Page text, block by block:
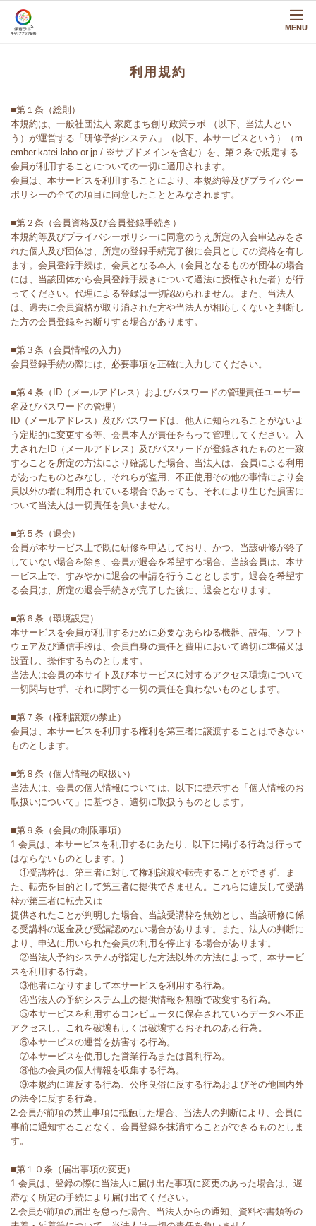
MENU
利用規約
■第１条（総則）
本規約は、一般社団法人 家庭まち創り政策ラボ （以下、当法人とい
う）が運営する「研修予約システム」（以下、本サービスという）（m
ember.katei-labo.or.jp / ※サブドメインを含む）を、第２条で規定する
会員が利用することについての一切に適用されます。
会員は、本サービスを利用することにより、本規約等及びプライバシー
ポリシーの全ての項目に同意したこととみなされます。
■第２条（会員資格及び会員登録手続き）
本規約等及びプライバシーポリシーに同意のうえ所定の入会申込みをさ
れた個人及び団体は、所定の登録手続完了後に会員としての資格を有し
ます。会員登録手続は、会員となる本人（会員となるものが団体の場合
には、当該団体から会員登録手続きについて適法に授権された者）が行
ってください。代理による登録は一切認められません。また、当法人
は、過去に会員資格が取り消された方や当法人が相応しくないと判断し
た方の会員登録をお断りする場合があります。
■第３条（会員情報の入力）
会員登録手続の際には、必要事項を正確に入力してください。
■第４条（ID（メールアドレス）およびパスワードの管理責任ユーザー
名及びパスワードの管理）
ID（メールアドレス）及びパスワードは、他人に知られることがないよ
う定期的に変更する等、会員本人が責任をもって管理してください。入
力されたID（メールアドレス）及びパスワードが登録されたものと一致
することを所定の方法により確認した場合、当法人は、会員による利用
があったものとみなし、それらが盗用、不正使用その他の事情により会
員以外の者に利用されている場合であっても、それにより生じた損害に
ついて当法人は一切責任を負いません。
■第５条（退会）
会員が本サービス上で既に研修を申込しており、かつ、当該研修が終了
していない場合を除き、会員が退会を希望する場合、当該会員は、本サ
ービス上で、すみやかに退会の申請を行うこととします。退会を希望す
る会員は、所定の退会手続きが完了した後に、退会となります。
■第６条（環境設定）
本サービスを会員が利用するために必要なあらゆる機器、設備、ソフト
ウェア及び通信手段は、会員自身の責任と費用において適切に準備又は
設置し、操作するものとします。
当法人は会員の本サイト及び本サービスに対するアクセス環境について
一切関与せず、それに関する一切の責任を負わないものとします。
■第７条（権利譲渡の禁止）
会員は、本サービスを利用する権利を第三者に譲渡することはできない
ものとします。
■第８条（個人情報の取扱い）
当法人は、会員の個人情報については、以下に提示する「個人情報のお
取扱いについて」に基づき、適切に取扱うものとします。
■第９条（会員の制限事項）
1.会員は、本サービスを利用するにあたり、以下に掲げる行為は行って
はならないものとします。)
①受講枠は、第三者に対して権利譲渡や転売することができず、ま
た、転売を目的として第三者に提供できません。これらに違反して受講
枠が第三者に転売又は
提供されたことが判明した場合、当該受講枠を無効とし、当該研修に係
る受講料の返金及び受講認めない場合があります。また、法人の判断に
より、申込に用いられた会員の利用を停止する場合があります。
②当法人予約システムが指定した方法以外の方法によって、本サービ
スを利用する行為。
③他者になりすまして本サービスを利用する行為。
④当法人の予約システム上の提供情報を無断で改変する行為。
⑤本サービスを利用するコンピュータに保存されているデータへ不正
アクセスし、これを破壊もしくは破壊するおそれのある行為。
⑥本サービスの運営を妨害する行為。
⑦本サービスを使用した営業行為または営利行為。
⑧他の会員の個人情報を収集する行為。
⑨本規約に違反する行為、公序良俗に反する行為およびその他国内外
の法令に反する行為。
2.会員が前項の禁止事項に抵触した場合、当法人の判断により、会員に
事前に通知することなく、会員登録を抹消することができるものとしま
す。
■第１０条（届出事項の変更）
1.会員は、登録の際に当法人に届け出た事項に変更のあった場合は、遅
滞なく所定の手続により届け出てください。
2.会員が前項の届出を怠った場合、当法人からの通知、資料や書類等の